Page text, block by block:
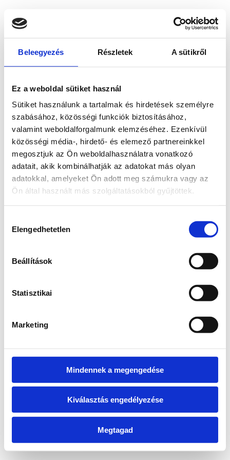
Beleegyezés Részletek A sütikről
Ez a weboldal sütiket használ
Sütiket használunk a tartalmak és hirdetések személyre
szabásához, közösségi funkciók biztosításához,
valamint weboldalforgalmunk elemzéséhez. Ezenkívül
közösségi média-, hirdető- és elemező partnereinkkel
megosztjuk az Ön weboldalhasználatra vonatkozó
adatait, akik kombinálhatják az adatokat más olyan
adatokkal, amelyeket Ön adott meg számukra vagy az
Ön által használt más szolgáltatásokból gyűjtöttek.
kiválasztása
Elengedhetetlen
Beállítások
Statisztikai
Marketing
Mindennek a megengedése
Kiválasztás engedélyezése
Megtagad
loadingwww.bicapp.hu
(see the browser console for more